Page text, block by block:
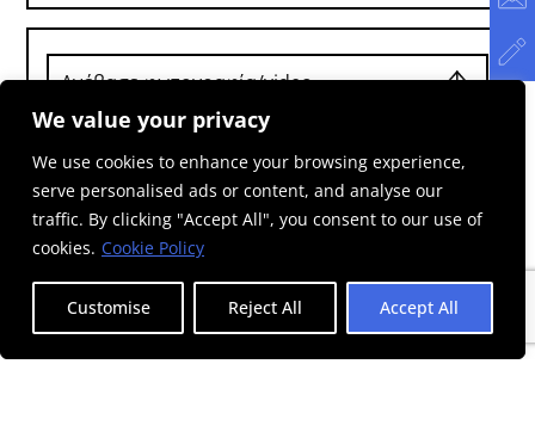
We value your privacy
We use cookies to enhance your browsing experience,
serve personalised ads or content, and analyse our
traffic. By clicking "Accept All", you consent to our use of
cookies. Cookie Policy
Customise Reject All Accept All
Ανέβασε φωτογραφία/video
Συμφωνώ με τουςΌρους Χρήσης
768 x 512 px